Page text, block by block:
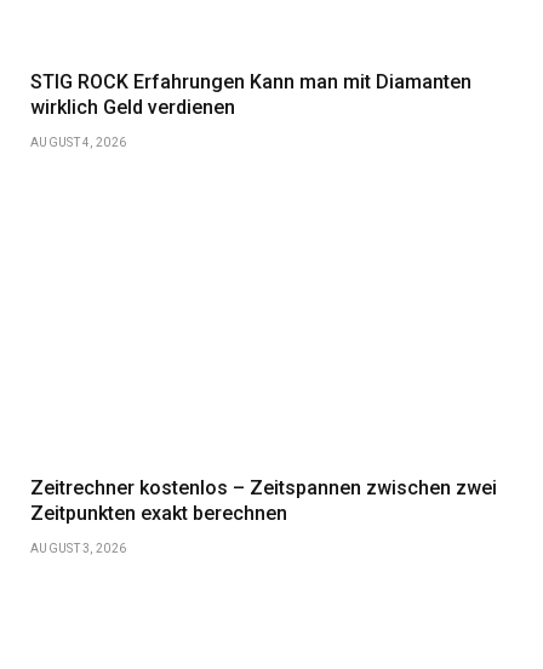
STIG ROCK Erfahrungen Kann man mit Diamanten
wirklich Geld verdienen
AUGUST 4, 2026
Zeitrechner kostenlos – Zeitspannen zwischen zwei
Zeitpunkten exakt berechnen
AUGUST 3, 2026